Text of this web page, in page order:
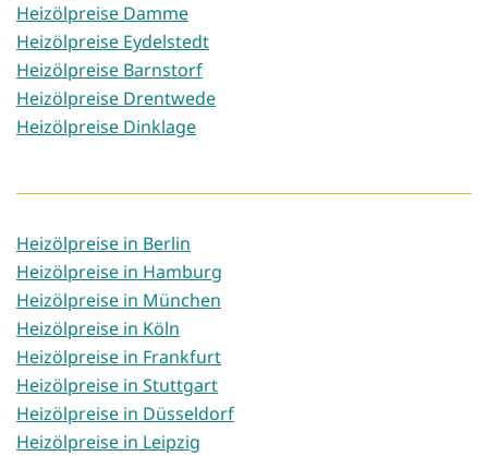
Heizölpreise Damme
Heizölpreise Eydelstedt
Heizölpreise Barnstorf
Heizölpreise Drentwede
Heizölpreise Dinklage
Heizölpreise in Berlin
Heizölpreise in Hamburg
Heizölpreise in München
Heizölpreise in Köln
Heizölpreise in Frankfurt
Heizölpreise in Stuttgart
Heizölpreise in Düsseldorf
Heizölpreise in Leipzig